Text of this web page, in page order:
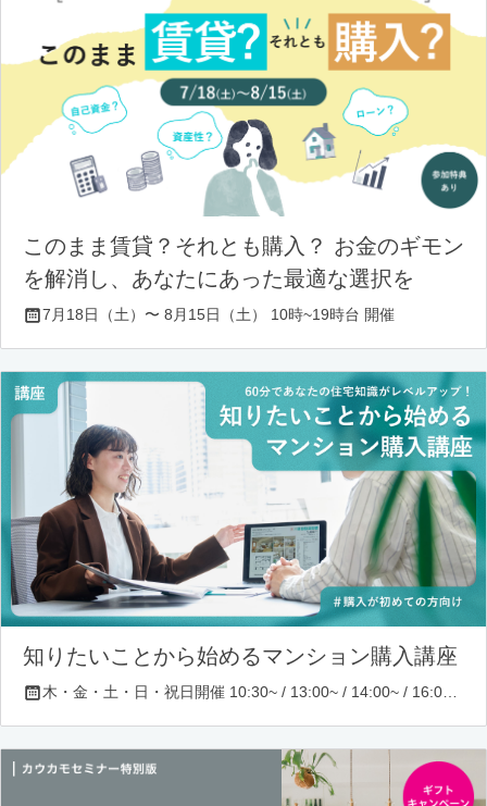
このまま賃貸？それとも購入？ お金のギモン
を解消し、あなたにあった最適な選択を
7月18日（土）〜 8月15日（土） 10時~19時台 開催
知りたいことから始めるマンション購入講座
木・金・土・日・祝日開催 10:30~ / 13:00~ / 14:00~ / 16:00~ / 17:00~/ 18:30~/ 19:30~